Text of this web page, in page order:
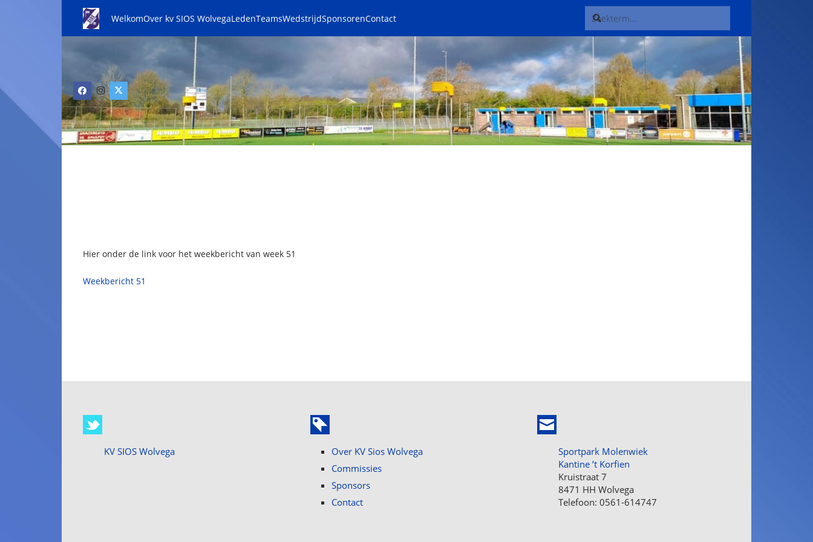
WelkomOver kv SIOS WolvegaLedenTeamsWedstrijdSponsorenContact
Hier onder de link voor het weekbericht van week 51
Weekbericht 51
KV SIOS Wolvega
Over KV Sios Wolvega
Commissies
Sponsors
Contact
Sportpark Molenwiek
Kantine ’t Korfien
Kruistraat 7
8471 HH Wolvega
Telefoon: 0561-614747